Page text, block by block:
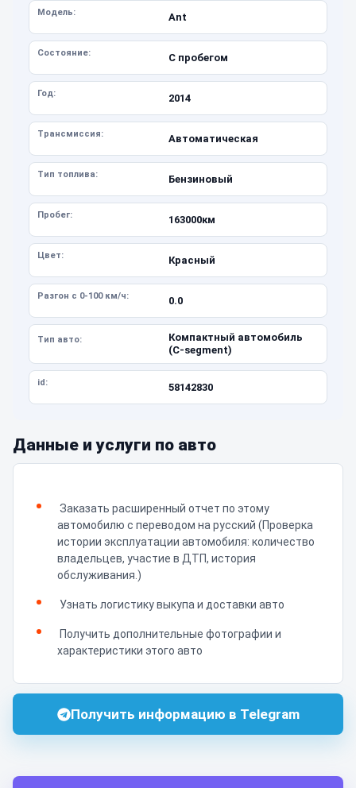
Модель: Ant
Состояние: С пробегом
Год: 2014
Трансмиссия: Автоматическая
Тип топлива: Бензиновый
Пробег: 163000км
Цвет: Красный
Разгон с 0-100 км/ч: 0.0
Тип авто:
Компактный автомобиль
(C-segment)
id: 58142830
Данные и услуги по авто
Заказать расширенный отчет по этому
автомобилю с переводом на русский (Проверка
истории эксплуатации автомобиля: количество
владельцев, участие в ДТП, история
обслуживания.)
Узнать логистику выкупа и доставки авто
Получить дополнительные фотографии и
характеристики этого авто
Получить информацию в Telegram